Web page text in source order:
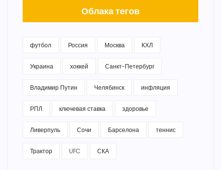
Облака тегов
футбол Россия Москва КХЛ
Украина хоккей Санкт-Петербург
Владимир Путин Челябинск инфляция
РПЛ ключевая ставка здоровье
Ливерпуль Сочи Барселона теннис
Трактор UFC СКА